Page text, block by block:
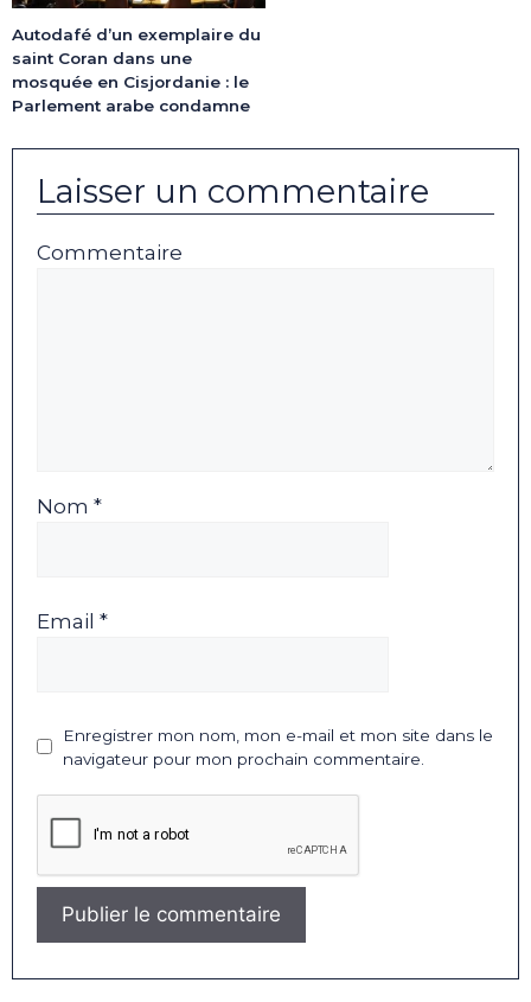
Autodafé d’un exemplaire du
saint Coran dans une
mosquée en Cisjordanie : le
Parlement arabe condamne
Laisser un commentaire
Commentaire
Nom *
Email *
Enregistrer mon nom, mon e-mail et mon site dans le
navigateur pour mon prochain commentaire.